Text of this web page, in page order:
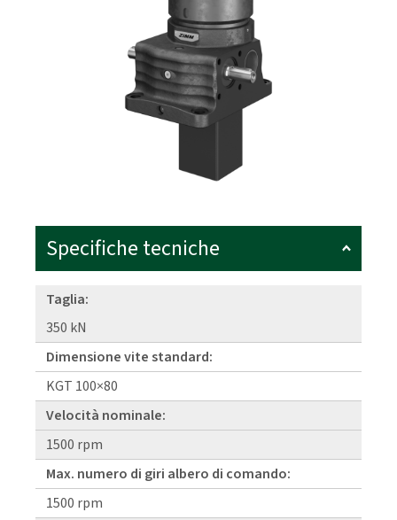
Specifiche tecniche
Taglia:
350 kN
Dimensione vite standard:
KGT 100×80
Velocità nominale:
1500 rpm
Max. numero di giri albero di comando:
1500 rpm